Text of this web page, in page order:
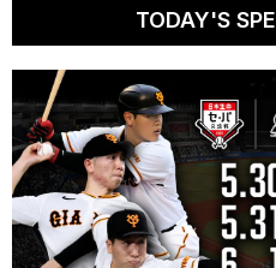
TODAY'S